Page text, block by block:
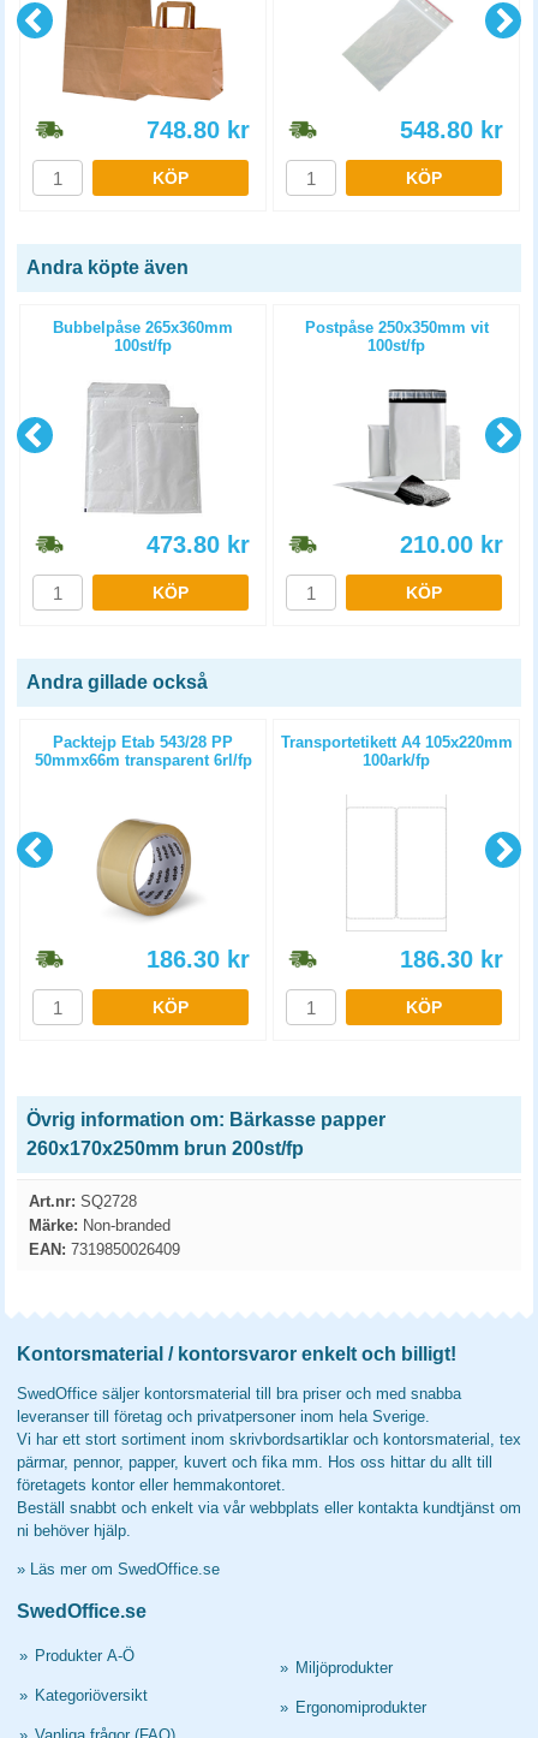
748.80 kr
KÖP
548.80 kr
KÖP
Andra köpte även
Bubbelpåse 265x360mm
100st/fp
473.80 kr
KÖP
Postpåse 250x350mm vit
100st/fp
210.00 kr
KÖP
Andra gillade också
Packtejp Etab 543/28 PP
50mmx66m transparent 6rl/fp
186.30 kr
KÖP
Transportetikett A4 105x220mm
100ark/fp
186.30 kr
KÖP
Övrig information om: Bärkasse papper
260x170x250mm brun 200st/fp
Art.nr: SQ2728
Märke: Non-branded
EAN: 7319850026409
Kontorsmaterial / kontorsvaror enkelt och billigt!
SwedOffice säljer kontorsmaterial till bra priser och med snabba
leveranser till företag och privatpersoner inom hela Sverige.
Vi har ett stort sortiment inom skrivbordsartiklar och kontorsmaterial, tex
pärmar, pennor, papper, kuvert och fika mm. Hos oss hittar du allt till
företagets kontor eller hemmakontoret.
Beställ snabbt och enkelt via vår webbplats eller kontakta kundtjänst om
ni behöver hjälp.
» Läs mer om SwedOffice.se
SwedOffice.se
» Produkter A-Ö
» Kategoriöversikt
» Miljöprodukter
» Ergonomiprodukter